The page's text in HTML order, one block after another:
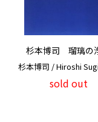
杉本博司 瑠璃の
杉本博司 / Hiroshi
sold out